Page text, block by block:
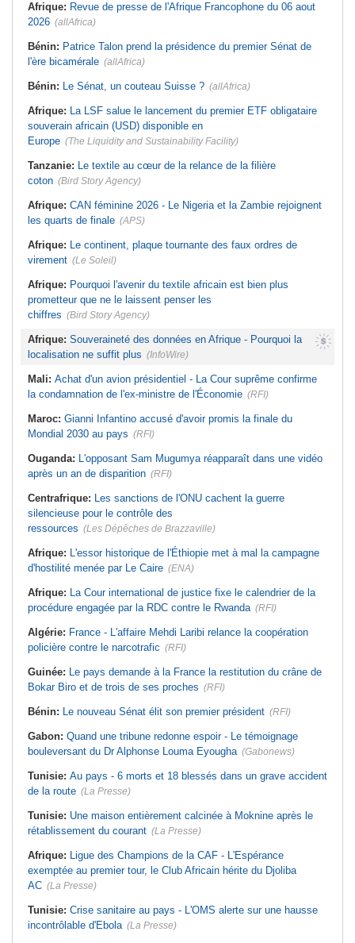
condamnation de l'ex-ministre de
l'Économie
France la restitution du crâne de
Bokar Biro et de trois de ses
proches
premier président
l'environnement - La Roots Wild
Foundation distinguée au Grand Prix
Nelson Mandela
blessés dans un grave accident de
calcinée à Moknine après le
rétablissement du courant
premier tour, le Club Africain hérite
Tunisie:Crise sanitaire au pays -
incontrôlable d'Ebola
Afrique: Revue de presse de l'Afrique Francophone du 06 aout
2026 (allAfrica)
Bénin: Patrice Talon prend la présidence du premier Sénat de
l'ère bicamérale (allAfrica)
Bénin: Le Sénat, un couteau Suisse ? (allAfrica)
Afrique: La LSF salue le lancement du premier ETF obligataire
souverain africain (USD) disponible en
Europe (The Liquidity and Sustainability Facility)
Tanzanie: Le textile au cœur de la relance de la filière
coton (Bird Story Agency)
Afrique: CAN féminine 2026 - Le Nigeria et la Zambie rejoignent
les quarts de finale (APS)
Afrique: Le continent, plaque tournante des faux ordres de
virement (Le Soleil)
Afrique: Pourquoi l'avenir du textile africain est bien plus
prometteur que ne le laissent penser les
chiffres (Bird Story Agency)
Afrique: Souveraineté des données en Afrique - Pourquoi la
localisation ne suffit plus (InfoWire)
Mali: Achat d'un avion présidentiel - La Cour suprême confirme
la condamnation de l'ex-ministre de l'Économie (RFI)
Maroc: Gianni Infantino accusé d'avoir promis la finale du
Mondial 2030 au pays (RFI)
Ouganda: L'opposant Sam Mugumya réapparaît dans une vidéo
après un an de disparition (RFI)
Centrafrique: Les sanctions de l'ONU cachent la guerre
silencieuse pour le contrôle des
ressources (Les Dépêches de Brazzaville)
Afrique: L'essor historique de l'Éthiopie met à mal la campagne
d'hostilité menée par Le Caire (ENA)
Afrique: La Cour international de justice fixe le calendrier de la
procédure engagée par la RDC contre le Rwanda (RFI)
Algérie: France - L'affaire Mehdi Laribi relance la coopération
policière contre le narcotrafic (RFI)
Guinée: Le pays demande à la France la restitution du crâne de
Bokar Biro et de trois de ses proches (RFI)
Bénin: Le nouveau Sénat élit son premier président (RFI)
Gabon: Quand une tribune redonne espoir - Le témoignage
bouleversant du Dr Alphonse Louma Eyougha (Gabonews)
Tunisie: Au pays - 6 morts et 18 blessés dans un grave accident
de la route (La Presse)
Tunisie: Une maison entièrement calcinée à Moknine après le
rétablissement du courant (La Presse)
Afrique: Ligue des Champions de la CAF - L'Espérance
exemptée au premier tour, le Club Africain hérite du Djoliba
AC (La Presse)
Tunisie: Crise sanitaire au pays - L'OMS alerte sur une hausse
incontrôlable d'Ebola (La Presse)